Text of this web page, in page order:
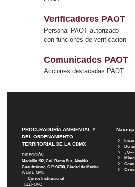
Verificadores PAOT
Personal PAOT autorizado
con funciones de verificación
Comunicados PAOT
Acciones destacadas PAOT
PROCURADURÍA AMBIENTAL Y
DEL ORDENAMIENTO
TERRITORIAL DE LA CDMX
DIRECCIÓN
Medellín 202, Col. Roma Sur, Alcaldía
Cuauhtémoc, C.P. 06700, Ciudad de México
WEB E-MAIL
Correo Institucional
TELÉFONO
Inicio